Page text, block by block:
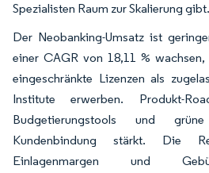
Spezialisten Raum zur Skalierung gibt.
Der Neobanking-Umsatz ist
einer CAGR von 18,11 %
eingeschränkte Lizenzen als
Institute erwerben. Produkt-
Budgetierungstools und
Kundenbindung stärkt. Die
Einlagenmargen und